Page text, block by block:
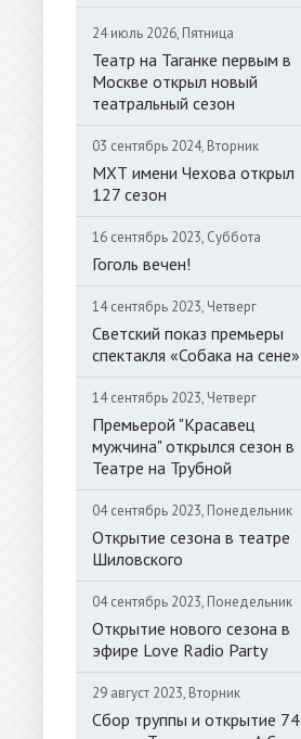
24 июль 2026, Пятница
Театр на Таганке первым в
Москве открыл новый
театральный сезон
03 сентябрь 2024, Вторник
МХТ имени Чехова открыл
127 сезон
16 сентябрь 2023, Суббота
Гоголь вечен!
14 сентябрь 2023, Четверг
Светский показ премьеры
спектакля «Собака на сене»
14 сентябрь 2023, Четверг
Премьерой "Красавец
мужчина" открылся сезон в
Театре на Трубной
04 сентябрь 2023, Понедельник
Открытие сезона в театре
Шиловского
04 сентябрь 2023, Понедельник
Открытие нового сезона в
эфире Love Radio Party
29 август 2023, Вторник
Сбор труппы и открытие 74